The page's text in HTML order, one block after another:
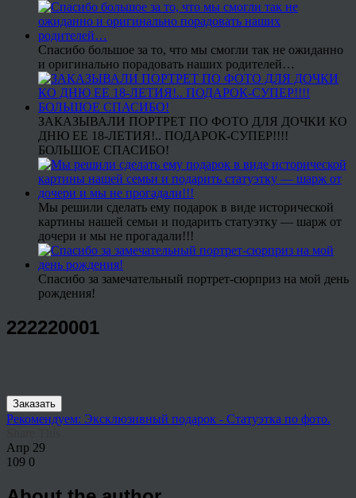
Спасибо большое за то, что мы смогли так не ожиданно
и оригинально порадовать наших родителей…
ЗАКАЗЫВАЛИ ПОРТРЕТ ПО ФОТО ДЛЯ ДОЧКИ КО
ДНЮ ЕЕ 18-ЛЕТИЯ!.. ПОДАРОК-СУПЕР!!!!
БОЛЬШОЕ СПАСИБО!
Мы решили сделать ему подарок в виде исторической
картины нашей семьи и подарить статуэтку — шарж от
дочери и мы не прогадали!!!
Спасибо за замечательный портрет-сюрприз на мой день
рождения!
222220001
Заказать
Рекомендуем: Эксклюзивный подарок - Статуэтка по фото.
Апр 29
109 0